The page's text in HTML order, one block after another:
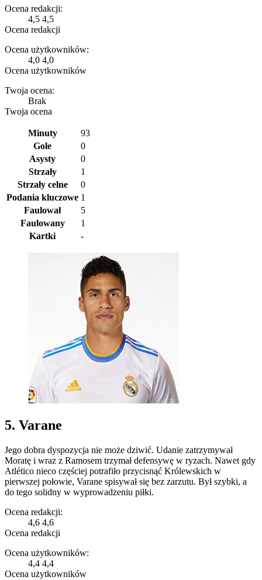
Ocena redakcji:
4,5 4,5
Ocena redakcji
Ocena użytkowników:
4,0 4,0
Ocena użytkowników
Twoja ocena:
Brak
Twoja ocena
Minuty
93
Gole
0
Asysty
0
Strzały
1
Strzały celne
0
Podania kluczowe 1
Faulował
5
Faulowany
1
Kartki
-
5. Varane
Jego dobra dyspozycja nie może dziwić. Udanie zatrzymywał
Moratę i wraz z Ramosem trzymał defensywę w ryzach. Nawet gdy
Atlético nieco częściej potrafiło przycisnąć Królewskich w
pierwszej połowie, Varane spisywał się bez zarzutu. Był szybki, a
do tego solidny w wyprowadzeniu piłki.
Ocena redakcji:
4,6 4,6
Ocena redakcji
Ocena użytkowników:
4,4 4,4
Ocena użytkowników